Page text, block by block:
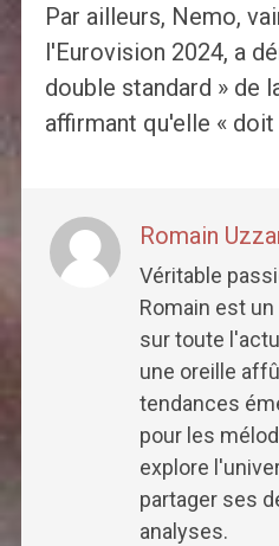
Par ailleurs, Nemo,
l'Eurovision 2024, a
double standard » de
affirmant qu'elle «
Romain
Véritable
Romain est
sur toute
une oreille
tendances
pour les
explore
partager ses
analyses.